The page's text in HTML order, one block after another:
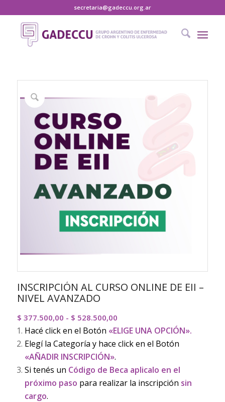
secretaria@gadeccu.org.ar
INSCRIPCIÓN AL CURSO ONLINE DE EII –
NIVEL AVANZADO
$ 377.500,00 - $ 528.500,00Rango
de
precios:
$ 377.500,00
hasta
$ 528.500,00
Hacé click en el Botón «ELIGE UNA OPCIÓN».
Elegí la Categoría y hace click en el Botón
«AÑADIR INSCRIPCIÓN».
Si tenés un Código de Beca aplicalo en el
próximo paso para realizar la inscripción sin
cargo.